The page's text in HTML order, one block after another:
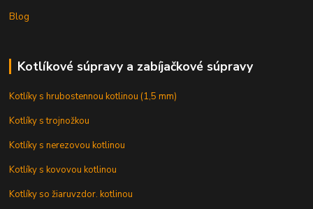
Blog
Kotlíkové súpravy a zabíjačkové súpravy
Kotlíky s hrubostennou kotlinou (1,5 mm)
Kotlíky s trojnožkou
Kotlíky s nerezovou kotlinou
Kotlíky s kovovou kotlinou
Kotlíky so žiaruvzdor. kotlinou